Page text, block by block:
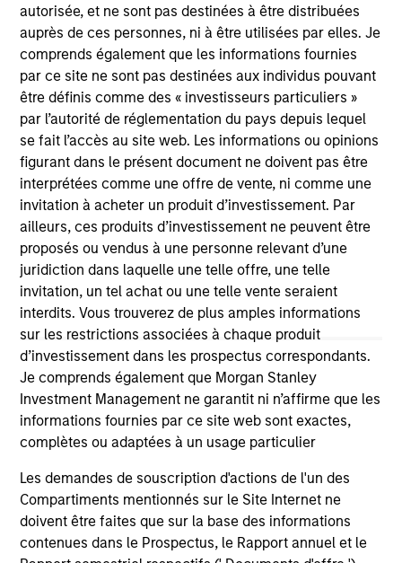
autorisée, et ne sont pas destinées à être distribuées
auprès de ces personnes, ni à être utilisées par elles. Je
comprends également que les informations fournies
par ce site ne sont pas destinées aux individus pouvant
être définis comme des « investisseurs particuliers »
par l’autorité de réglementation du pays depuis lequel
se fait l’accès au site web. Les informations ou opinions
figurant dans le présent document ne doivent pas être
interprétées comme une offre de vente, ni comme une
invitation à acheter un produit d’investissement. Par
ailleurs, ces produits d’investissement ne peuvent être
proposés ou vendus à une personne relevant d’une
juridiction dans laquelle une telle offre, une telle
invitation, un tel achat ou une telle vente seraient
interdits. Vous trouverez de plus amples informations
sur les restrictions associées à chaque produit
d’investissement dans les prospectus correspondants.
Je comprends également que Morgan Stanley
Investment Management ne garantit ni n’affirme que les
informations fournies par ce site web sont exactes,
complètes ou adaptées à un usage particulier
Les demandes de souscription d'actions de l'un des
Compartiments mentionnés sur le Site Internet ne
doivent être faites que sur la base des informations
contenues dans le Prospectus, le Rapport annuel et le
As of August 21, 2025. The above is provided for
informational and educational purposes only. There is no
guarantee that the investment mentioned resulted in
positive performance (for realized holdings), or will perform
well in the future (for current holdings). The trademarks and
service marks above are the property of their respective
owners. The information on this website has not been
authorized, sponsored, or otherwise approved by such
owners. By clicking on any links shown here, you agree that
you are navigating to a third party site. We are providing
these hyperlinks to you only as a convenience and the
inclusion of any hyperlink is not and does not imply any
endorsement, approval, investigation, verification or
monitoring by us of any information contained in any
hyperlinked site. In no event shall we be responsible for the
information contained on the site or your use of such site
Morgan Stanley